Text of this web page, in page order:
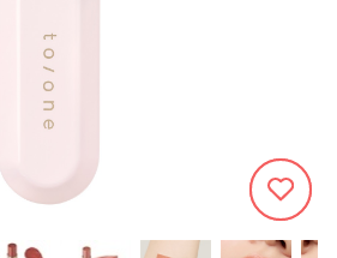
669